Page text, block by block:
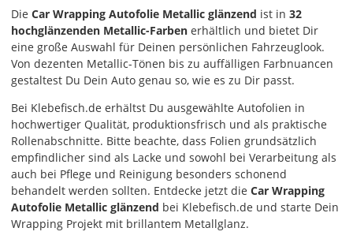
ab 24,98
Produktionsaufschlag
ab 9,99 EUR*
Versandkosten 14,99
EUR
*
Abhängig
vom
Bestellwert:
Die
genauen
Produktionskosten
Die Car Wrapping Autofolie Metallic glänzend ist in 32
hochglänzenden Metallic-Farben erhältlich und bietet Dir
eine große Auswahl für Deinen persönlichen Fahrzeuglook.
Von dezenten Metallic-Tönen bis zu auffälligen Farbnuancen
gestaltest Du Dein Auto genau so, wie es zu Dir passt.
Bei Klebefisch.de erhältst Du ausgewählte Autofolien in
hochwertiger Qualität, produktionsfrisch und als praktische
Rollenabschnitte. Bitte beachte, dass Folien grundsätzlich
empfindlicher sind als Lacke und sowohl bei Verarbeitung als
auch bei Pflege und Reinigung besonders schonend
behandelt werden sollten. Entdecke jetzt die Car Wrapping
Autofolie Metallic glänzend bei Klebefisch.de und starte Dein
Wrapping Projekt mit brillantem Metallglanz.